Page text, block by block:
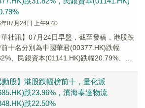
07月24日 上午9:40
華社訊】07月24日早盤，截至發稿，港股跌
十名分別為中國華君(00377.HK)跌幅
、民銀資本(01141.HK)跌幅20.79%、環
動股】港股跌幅榜前十，量化派
跌23.96%，濱海泰達物流
跌22.50%